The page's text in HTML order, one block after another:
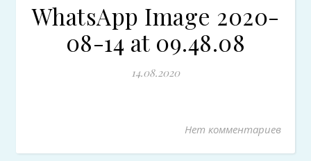
WhatsApp Image 2020-
08-14 at 09.48.08
14.08.2020
Нет комментариев